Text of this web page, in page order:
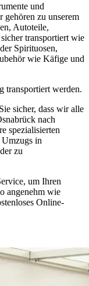
und
gehören zu unserem
Autoteile,
transportiert wie
Spirituosen,
wie Käfige und
transportiert werden.
sicher, dass wir alle
nach
spezialisierten
in
zu
um Ihren
angenehm wie
Online-